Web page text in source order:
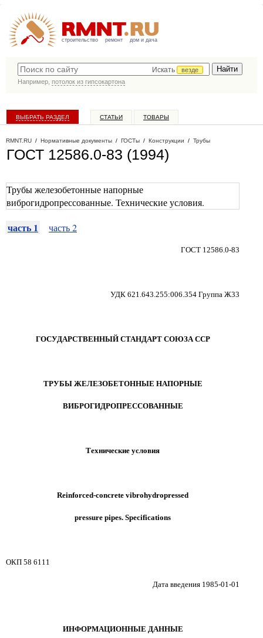
строительство ремонт дом и дача
Искать
везде
Например, потолок из гипсокартона
ВЫБРАТЬ РАЗДЕЛ СТАТЬИ ТОВАРЫ
RMNT.RU / Нормативные документы / ГОСТы / Конструкции / Трубы
ГОСТ 12586.0-83 (1994)
Трубы железобетонные напорные
виброгидропрессованные. Технические условия.
часть 1 часть 2
ГОСТ 12586.0-83
УДК 621.643.255:006.354 Группа Ж33
ГОСУДАРСТВЕННЫЙ СТАНДАРТ СОЮЗА ССР
ТРУБЫ ЖЕЛЕЗОБЕТОННЫЕ НАПОРНЫЕ
ВИБРОГИДРОПРЕССОВАННЫЕ
Технические условия
Reinforced-concrete vibrohydropressed
pressure pipes. Specifications
ОКП 58 6111
Дата введения 1985-01-01
ИНФОРМАЦИОННЫЕ ДАННЫЕ